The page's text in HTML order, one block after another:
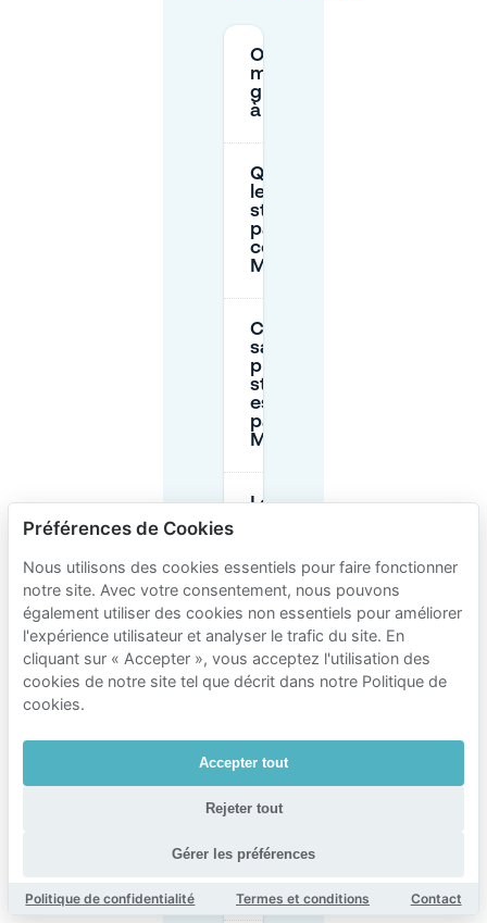
Où puis-je
me garer
gratuitement
à Moulins ?
Quelles sont
les heures de
stationnement
payant au
centre-ville de
Moulins ?
Comment
savoir si une
place de
stationnement
est gratuite ou
payante à
Moulins ?
Le
près de la
Gare de
Moulins ?
Quelle est la
durée
mon
à Moulins
Préférences de Cookies
Nous utilisons des cookies essentiels pour faire fonctionner
notre site. Avec votre consentement, nous pouvons
également utiliser des cookies non essentiels pour améliorer
l'expérience utilisateur et analyser le trafic du site. En
cliquant sur « Accepter », vous acceptez l'utilisation des
cookies de notre site tel que décrit dans notre Politique de
cookies.
Accepter tout
Rejeter tout
Gérer les préférences
Politique de confidentialité Termes et conditions Contact